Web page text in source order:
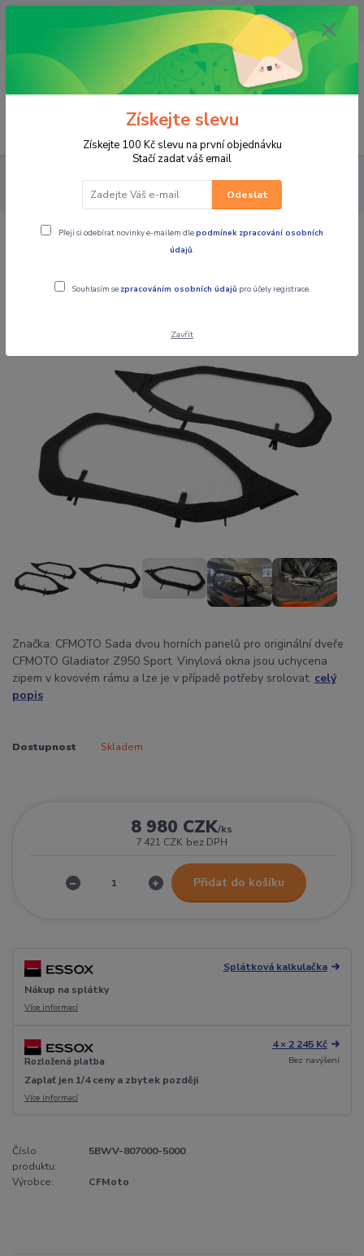
OPAVA 733537099/HLUČÍN
734541648/OLOMOUC 734593593
0,00 CZK
ČTYŘKOLKY (ATV) UTV UTV a SIDE BY SIDE
Okna, dveře,
střechy pro UTV a SSV
Z950 Sport Horní vinylový díl dveří (pár)
Z950 Sport Horní vinylový díl dveří
Značka: CFMOTO Sada dvou horních panelů pro originální dveře
CFMOTO Gladiator Z950 Sport. Vinylová okna jsou uchycena
zipem v kovovém rámu a lze je v případě potřeby srolovat. celý
popis
Dostupnost Skladem
8 980 CZK/ks
7 421 CZK bez DPH
Přidat do košíku
Splátková kalkulačka
Nákup na splátky
Více informací
Rozložená platba
4 × 2 245 Kč
Bez navýšení
Zaplať jen 1/4 ceny a zbytek později
Více informací
Číslo
produktu:
5BWV-807000-5000
Výrobce: CFMoto
Získejte slevu
Získejte 100 Kč slevu na první objednávku
Stačí zadat váš email
Odeslat
Přeji si odebírat novinky e-mailem dlepodmínek zpracování osobních
údajů.
Souhlasím se zpracováním osobních údajů pro účely registrace.
Zavřít